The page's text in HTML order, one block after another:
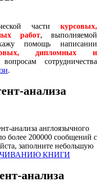
части курсовых,
работ, выполняемой
помощь написании
дипломных и
сотрудничества
.
анализа
анализа англоязычного
более 200000 сообщений с
заполните небольшую
КНИГИ
анализа